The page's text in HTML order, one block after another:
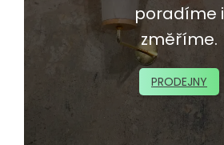
poradíme i
změříme.
PRODEJNY